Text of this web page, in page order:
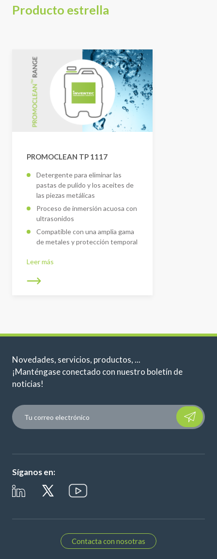
Producto estrella
PROMOCLEAN TP 1117
Detergente para eliminar las
pastas de pulido y los aceites de
las piezas metálicas
Proceso de inmersión acuosa con
ultrasonidos
Compatible con una amplia gama
de metales y protección temporal
Leer más
Novedades, servicios, productos, ...
¡Manténgase conectado con nuestro boletín de
noticias!
Please
Síganos en:
Contacta con nosotras